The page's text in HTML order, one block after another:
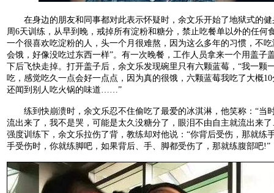
在身边的朋友和同事都对此表示怀疑时，余文乐开始了地狱式的健
周6天训练，从早到晚，戒掉所有淀粉和糖分，禁止吃餐单以外的任何
一个很喜欢吃淀粉的人，头一个月很难熬，因为这么多年的习惯，不
会饿，好像没吃过东西一样”。有一次晚餐，工作人员拿来一个用盖子
下后飞快走掉。打开盖子后，余文乐发现碗里只有六颗蓝莓，“我一颗
吃，感觉吃久一点会好一点点，因为真的很饿，六颗蓝莓我吃了大概
还闻到别人吃火锅的味道……”
练到快崩溃时，余文乐忍不住偷吃了最爱的冰淇淋，他笑称：“当
流出来了，我不是哭，可能是太久没糖分了，眼泪不由自主就流出来
强度训练下，余文乐拉伤了背，教练却对他说：“你背后受伤，那就练
手受伤时，你就练脚吧，如果背后、手、脚都受伤了，那就练腹部吧!”